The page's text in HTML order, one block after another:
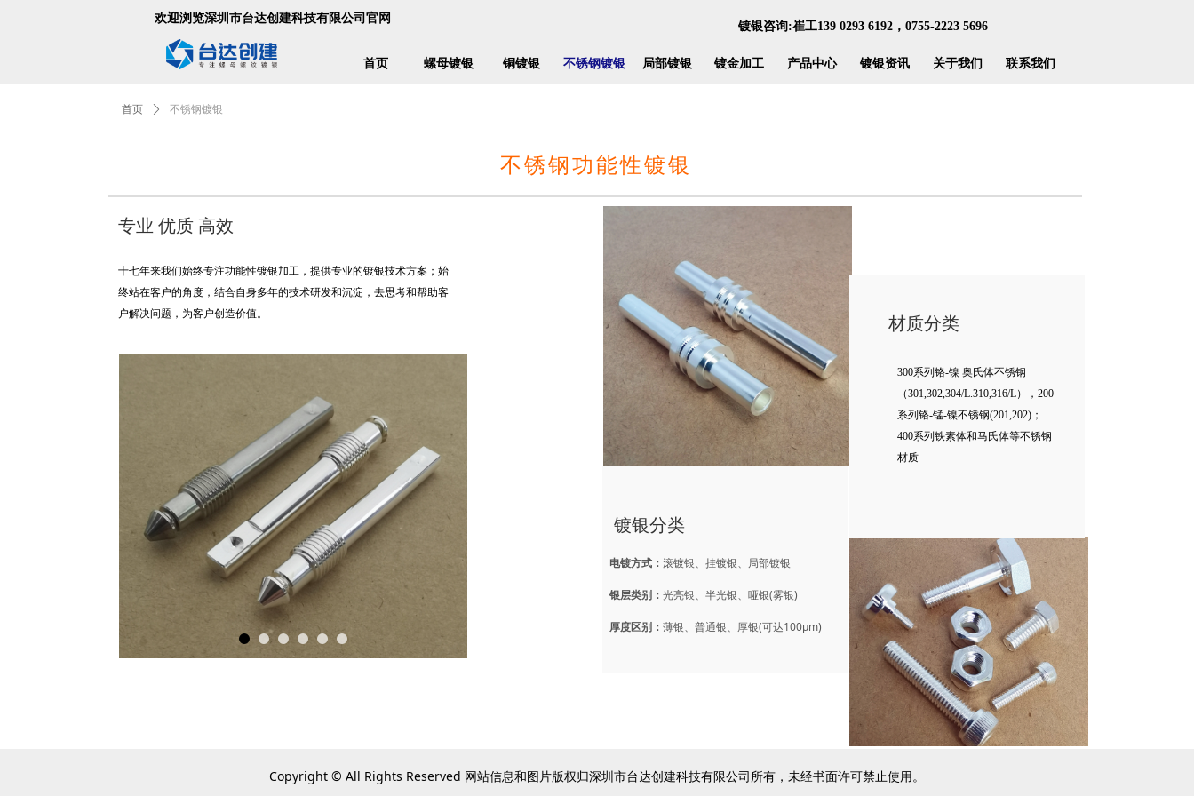
首页 螺母镀银 铜镀银 不锈钢镀银 局部镀银 镀金加工 产品中心 镀银资讯 关于我们 联系我们
欢迎浏览深圳市台达创建科技有限公司官网
镀银咨询:崔工139 0293 6192，0755-2223 5696
十七年来我们始终专注功能性镀银加工，提供专业的镀银技术方案； 始
终站在客户的角度，结合自身多年的技术研发和沉淀，去思考和帮助客
户解决问题，为客户创造价值。
专业 优质 高效
镀银分类
电镀方式： 滚镀银、挂镀银、局部镀银
银层类别： 光亮银、半光银、哑银(雾银)
厚度区别： 薄银、普通银、厚银(可达100μm)
不锈钢功能性镀银
材质分类
300系列铬-镍 奥氏体不锈钢
（301,302,304/L.310,316/L），200
系列铬-锰-镍不锈钢(201,202)；
400系列铁素体和马氏体等不锈钢
材质
首页 ꄲ 不锈钢镀银
Copyright © All Rights Reserved 网站信息和图片版权归深圳市台达创建科技有限公司所有，未经书面许可禁止使用。